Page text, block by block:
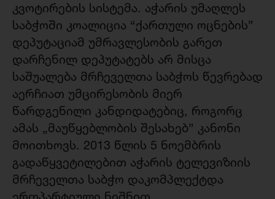
კვოტირების სისტემა. აჭარის უმაღლეს
საბჭოში კოალიცია “ქართული ოცნების”
დეპუტაციამ უმრავლესობის გარეთ
დარჩენილ დეპუტატებს არ მისცა
საშუალება მრჩეველთა საბჭოს წევრებად
აერჩიათ უმცირესობის მიერ
წარდგენილი კანდიდატებიც, როგორც
ამას „მაუწყებლობის შესახებ” კანონი
მოითხოვს. 2013 წლის 5 ნოემბრის
გადაწყვეტილებით აჭარის ტელევიზიის
მრჩეველთა საბჭო დაკომპლექტდა